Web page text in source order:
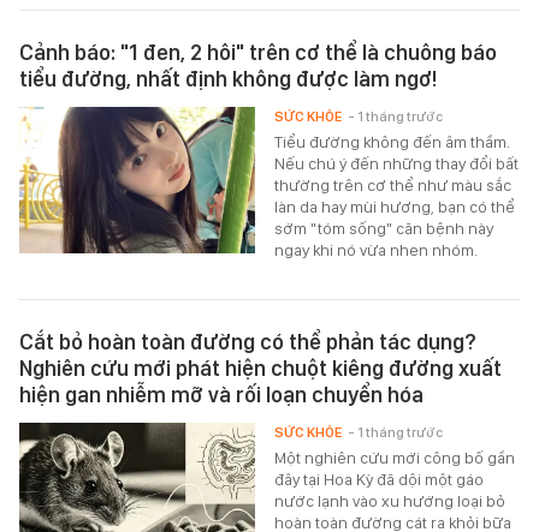
Cảnh báo: "1 đen, 2 hôi" trên cơ thể là chuông báo
tiểu đường, nhất định không được làm ngơ!
Tiểu đường không đến âm thầm.
Nếu chú ý đến những thay đổi bất
thường trên cơ thể như màu sắc
làn da hay mùi hương, bạn có thể
sớm "tóm sống" căn bệnh này
ngay khi nó vừa nhen nhóm.
SỨC KHỎE - 1 tháng trước
Cắt bỏ hoàn toàn đường có thể phản tác dụng?
Nghiên cứu mới phát hiện chuột kiêng đường xuất
hiện gan nhiễm mỡ và rối loạn chuyển hóa
Một nghiên cứu mới công bố gần
đây tại Hoa Kỳ đã dội một gáo
nước lạnh vào xu hướng loại bỏ
hoàn toàn đường cát ra khỏi bữa
SỨC KHỎE - 1 tháng trước